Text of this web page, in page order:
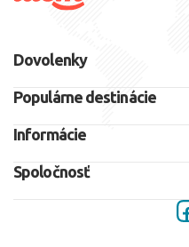
Dovolenky
Populárne destinácie
Informácie
Spoločnosť